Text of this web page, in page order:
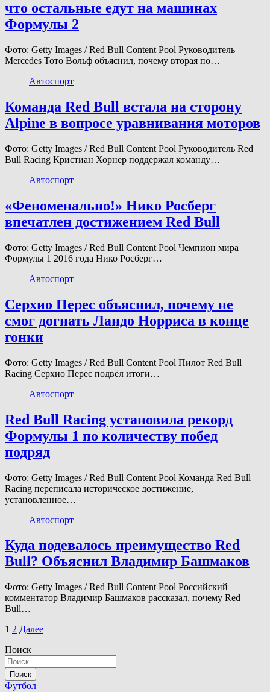
что остальные едут на машинах
Формулы 2
Фото: Getty Images / Red Bull Content Pool Руководитель
Mercedes Тото Вольф объяснил, почему вторая по…
Автоспорт
Команда Red Bull встала на сторону
Alpine в вопросе уравнивания моторов
Фото: Getty Images / Red Bull Content Pool Руководитель Red
Bull Racing Кристиан Хорнер поддержал команду…
Автоспорт
«Феноменально!» Нико Росберг
впечатлен достижением Red Bull
Фото: Getty Images / Red Bull Content Pool Чемпион мира
Формулы 1 2016 года Нико Росберг…
Автоспорт
Серхио Перес объяснил, почему не
смог догнать Ландо Норриса в конце
гонки
Фото: Getty Images / Red Bull Content Pool Пилот Red Bull
Racing Серхио Перес подвёл итоги…
Автоспорт
Red Bull Racing установила рекорд
Формулы 1 по количеству побед
подряд
Фото: Getty Images / Red Bull Content Pool Команда Red Bull
Racing переписала историческое достижение,
установленное…
Автоспорт
Куда подевалось преимущество Red
Bull? Объяснил Владимир Башмаков
Фото: Getty Images / Red Bull Content Pool Российский
комментатор Владимир Башмаков рассказал, почему Red
Bull…
Пагинация
записей
1 2 Далее
Поиск
Поиск
Футбол